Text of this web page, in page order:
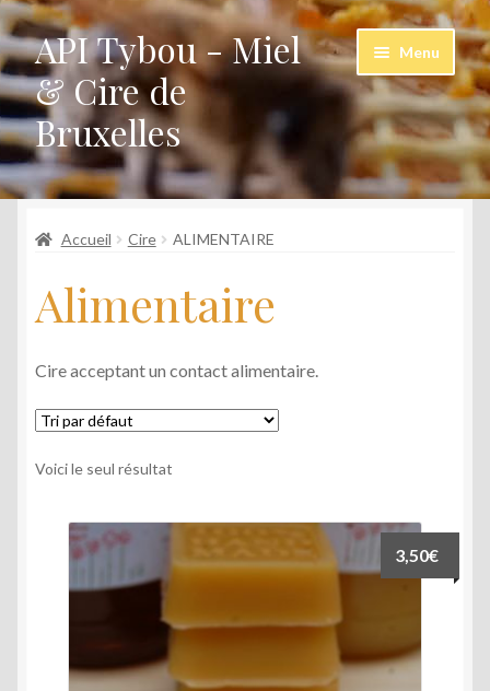
Aller
à
la
navigation
Aller
au
contenu
API Tybou - Miel
& Cire de
Bruxelles
Menu
Accueil
Mon compte
Newsletter
CGV
À propos…
Accueil Cire ALIMENTAIRE
Alimentaire
Cire acceptant un contact alimentaire.
Voici le seul résultat
3,50€